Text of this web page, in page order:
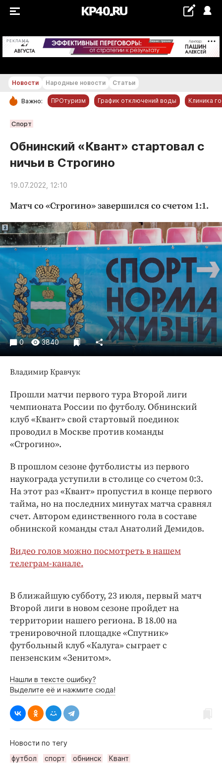
РЕКЛАМА +16...+17 °С
РУБРИКИ
Статьи
Народные новости
Благоустройство
Криминал
Культура
Недвижимость и ЖКХ
Образование
Общество
Погода
Праздники
Происшествия
Спорт
Блоги
Издания
Медиаперсона
Интересное чтиво
Клиника года
Бренд года
Работодатель года
Новости Народные новости Статьи
Важно: ПРОтуризм График отключений воды Клиника
Спорт
Обнинский «Квант» стартовал с
ничьи в Строгино
19.07.2022, 12:10
Матч со «Строгино» завершился со счетом 1:1.
0 3840
Владимир Кравчук
Прошли матчи первого тура Второй лиги
чемпионата России по футболу. Обнинский
клуб «Квант» свой стартовый поединок
проводил в Москве против команды
«Строгино».
В прошлом сезоне футболисты из первого
наукограда уступили в столице со счетом 0:3.
На этот раз «Квант» пропустил в конце первого
тайма, но на последних минутах матча сравнял
счет. Автором единственного гола в составе
обнинской команды стал Анатолий Демидов.
Видео голов можно посмотреть в нашем
телеграм-канале.
В ближайшую субботу, 23 июля, первый матч
Второй лиги в новом сезоне пройдет на
территории нашего региона. В 18.00 на
тренировочной площадке «Спутник»
футбольный клуб «Калуга» сыграет с
пензенским «Зенитом».
Нашли в тексте ошибку?
Выделите её и нажмите сюда!
Новости по тегу
футбол
спорт обнинск Квант